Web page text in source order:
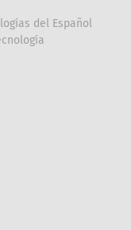
del Español